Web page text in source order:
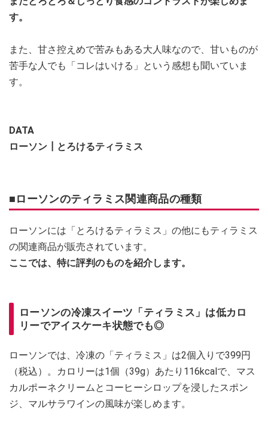
す。
また、甘さ控えめで苦みもある大人味なので、甘いものが
苦手な人でも「コレはいける」という感想も聞いていま
す。
DATA
ローソン┃とろけるティラミス
■ローソンのティラミス関連商品の種類
ローソンには「とろけるティラミス」の他にもティラミス
の関連商品が販売されています。
ここでは、特に評判のものを紹介します。
ローソンの冷凍スイーツ「ティラミス」は低カロ
リーでアイスケーキ状態でも◎
ローソンでは、冷凍の「ティラミス」は2個入りで399円
（税込）。カロリーは1個（39g）あたり116kcalで、マス
カルポーネクリームとコーヒーシロップを浸したスポン
ジ、マルサラワインの風味が楽しめます。